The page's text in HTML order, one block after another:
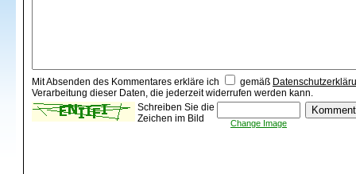
Mit Absenden des Kommentares erkläre ich gemäß
Verarbeitung dieser Daten, die jederzeit widerrufen werden kann.
Schreiben Sie die
Zeichen im Bild
Change Image